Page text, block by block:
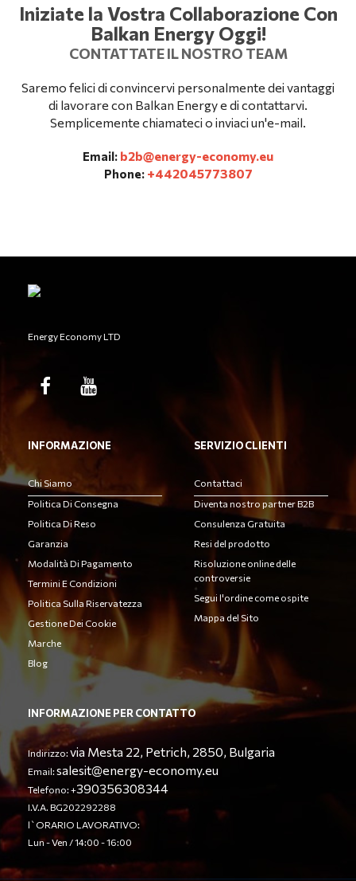
Iniziate la Vostra Collaborazione Con
Balkan Energy Oggi!
CONTATTATE IL NOSTRO TEAM
Saremo felici di convincervi personalmente dei vantaggi
di lavorare con Balkan Energy e di contattarvi.
Semplicemente chiamateci o inviaci un'e-mail
Email: b2b@energy-economy.eu
Phone: +442045773807
Energy Economy LTD
INFORMAZIONE
Chi Siamo
Politica Di Consegna
Politica Di Reso
Garanzia
Modalità Di Pagamento
Termini E Condizioni
Politica Sulla Riservatezza
Gestione Dei Cookie
Marche
Blog
SERVIZIO CLIENTI
Contattaci
Diventa nostro partner B2B
Consulenza Gratuita
Resi del prodotto
Risoluzione online delle
controversie
Segui l'ordine come ospite
Mappa del Sito
INFORMAZIONE PER CONTATTO
Indirizzo:via Mesta 22, Petrich, 2850, Bulgaria
Email:salesit@energy-economy.eu
Telefono: +390356308344
I.V.A. BG202292288
l`ORARIO LAVORATIVO:
Lun - Ven / 14:00 - 16:00